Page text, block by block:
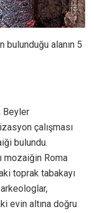
bulunduğu alanın 5
Beyler
çalışması
bulundu.
mozaiğin Roma
toprak tabakayı
evin altına doğru